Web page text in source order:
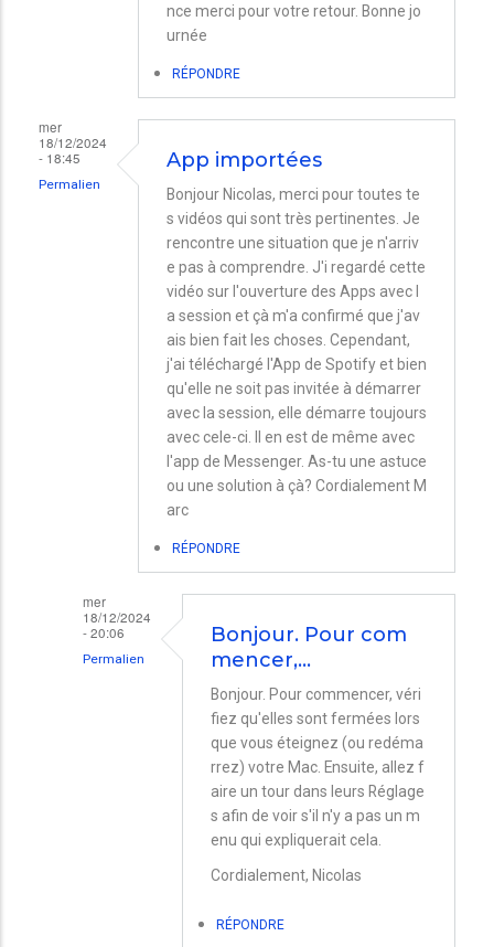
nce merci pour votre retour. Bonne jo
urnée
RÉPONDRE
mer
18/12/2024
- 18:45
Permalien
App importées
Bonjour Nicolas, merci pour toutes te
s vidéos qui sont très pertinentes. Je
rencontre une situation que je n'arriv
e pas à comprendre. J'i regardé cette
vidéo sur l'ouverture des Apps avec l
a session et çà m'a confirmé que j'av
ais bien fait les choses. Cependant,
j'ai téléchargé l'App de Spotify et bien
qu'elle ne soit pas invitée à démarrer
avec la session, elle démarre toujours
avec cele-ci. Il en est de même avec
l'app de Messenger. As-tu une astuce
ou une solution à çà? Cordialement M
arc
RÉPONDRE
mer
18/12/2024
- 20:06
Permalien
Bonjour. Pour com
mencer,…
Bonjour. Pour commencer, véri
fiez qu'elles sont fermées lors
que vous éteignez (ou redéma
rrez) votre Mac. Ensuite, allez f
aire un tour dans leurs Réglage
s afin de voir s'il n'y a pas un m
enu qui expliquerait cela.
Cordialement, Nicolas
RÉPONDRE